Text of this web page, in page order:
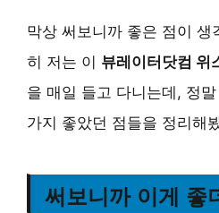
막상 써보니까 좋은 점이 생
히 저는 이 뷰레이터닷컴 위
을 매일 들고 다니는데, 정
가지 좋았던 점들을 정리해
써보니까 이게 좋